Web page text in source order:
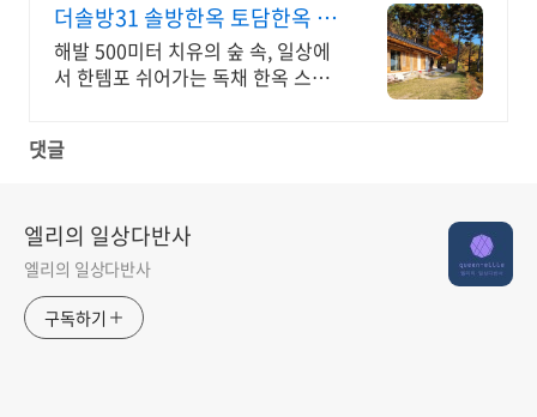
더솔방31 솔방한옥 토담한옥 일
몰 일출이 보이는 힐링숙소
해발 500미터 치유의 숲 속, 일상에
서 한템포 쉬어가는 독채 한옥 스테
비스, 와이파이
댓글
엘리의 일상다반사
엘리의 일상다반사
구독하기